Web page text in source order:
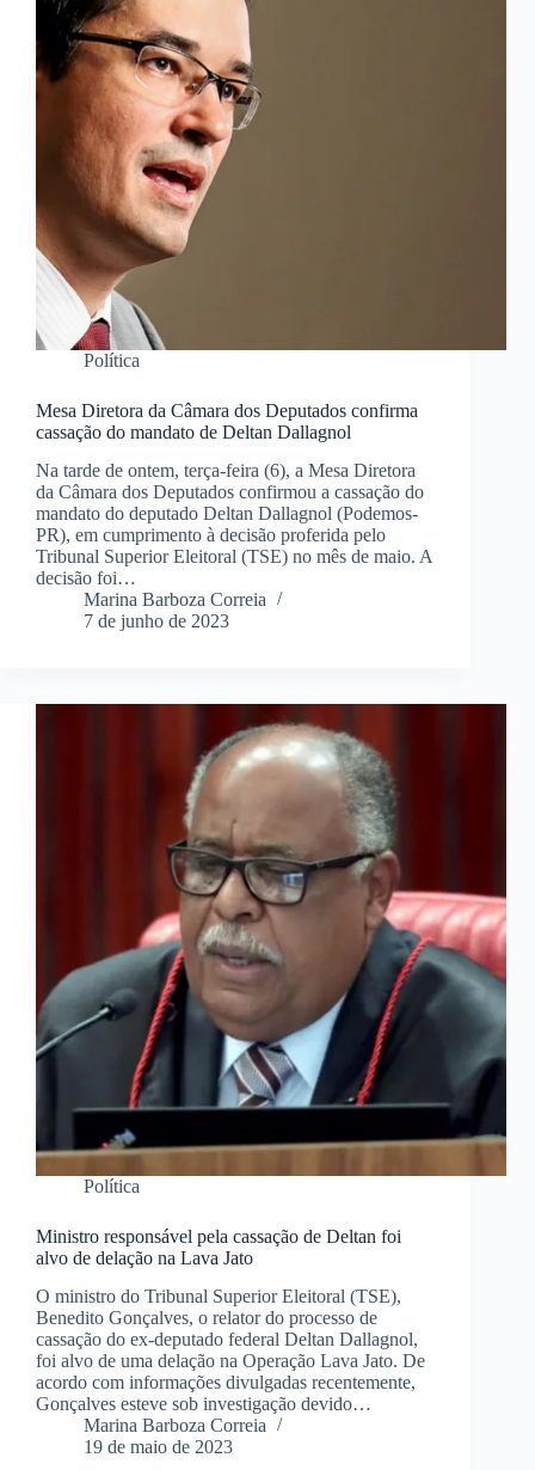
Política
Mesa Diretora da Câmara dos Deputados confirma
cassação do mandato de Deltan Dallagnol
Na tarde de ontem, terça-feira (6), a Mesa Diretora
da Câmara dos Deputados confirmou a cassação do
mandato do deputado Deltan Dallagnol (Podemos-
PR), em cumprimento à decisão proferida pelo
Tribunal Superior Eleitoral (TSE) no mês de maio. A
decisão foi…
Marina Barboza Correia
7 de junho de 2023
Política
Ministro responsável pela cassação de Deltan foi
alvo de delação na Lava Jato
O ministro do Tribunal Superior Eleitoral (TSE),
Benedito Gonçalves, o relator do processo de
cassação do ex-deputado federal Deltan Dallagnol,
foi alvo de uma delação na Operação Lava Jato. De
acordo com informações divulgadas recentemente,
Gonçalves esteve sob investigação devido…
Marina Barboza Correia
19 de maio de 2023